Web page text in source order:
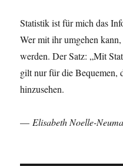
Statistik ist für mich das
Wer mit ihr umgehen
werden. Der Satz: „Mit
gilt nur für die Bequemen,
hinzusehen.
—Elisabeth Noelle-